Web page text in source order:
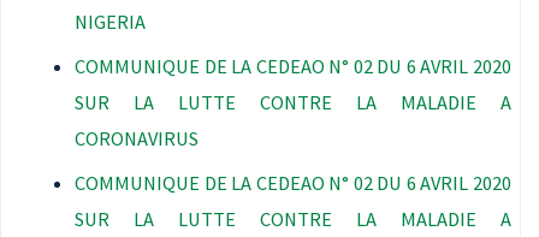
NIGERIA
COMMUNIQUE DE LA CEDEAO N° 02 DU 6 AVRIL 2020
SUR LA LUTTE CONTRE LA MALADIE A
CORONAVIRUS
COMMUNIQUE DE LA CEDEAO N° 02 DU 6 AVRIL 2020
SUR LA LUTTE CONTRE LA MALADIE A